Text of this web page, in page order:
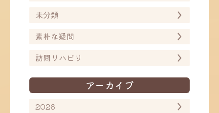
未分類
素朴な疑問
訪問リハビリ
アーカイブ
2026